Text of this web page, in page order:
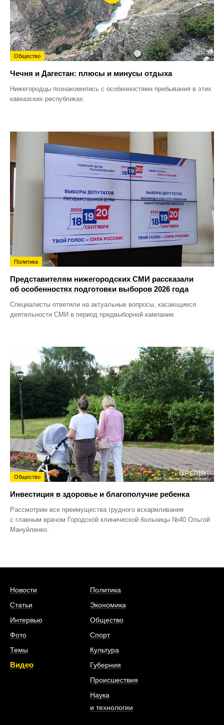
Общество
Чечня и Дагестан: плюсы и минусы отдыха
Нижегородцы познакомились с особенностями пребывания в этих
кавказских республиках.
Политика
Представителям нижегородских СМИ рассказали
об особенностях подготовки выборов 2026 года
Специалисты ответили на актуальные вопросы, касающиеся
деятельности СМИ в период предвыборной кампании.
Общество
Инвестиция в здоровье и благополучие ребенка
Рассмотрим все преимущества грудного вскармливания
с главным врачом Городской клинической больницы №40 Ольгой
Мануйленко.
Новости
Статьи
Интервью
Фото
Темы
Видео
Политика
Экономика
Общество
Спорт
Культура
Губерния
Происшествия
Наука
и технологии